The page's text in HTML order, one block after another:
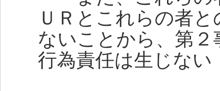
ＵＲとこれらの者
ないことから、第
行為責任は生じない